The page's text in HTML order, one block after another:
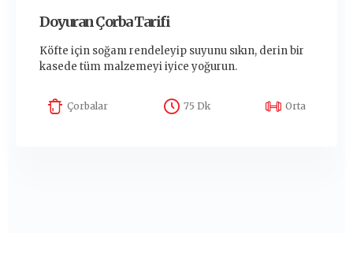
Doyuran Çorba Tarifi
Köfte için soğanı rendeleyip suyunu sıkın, derin bir
kasede tüm malzemeyi iyice yoğurun.
Çorbalar 75 Dk Orta